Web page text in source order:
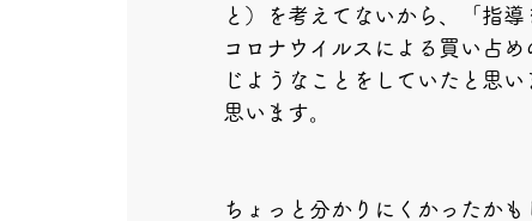
と）を考えてないから、「指
コロナウイルスによる買い占
じようなことをしていたと思
思います。
ちょっと分かりにくかったか